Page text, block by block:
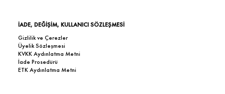
İADE, DEĞİŞİM, KULLANICI SÖZLEŞMESİ
Gizlilik ve Çerezler
Üyelik Sözleşmesi
KVKK Aydınlatma Metni
İade Prosedürü
ETK Aydınlatma Metni